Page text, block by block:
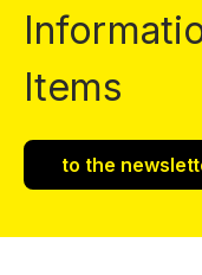
Items
to the